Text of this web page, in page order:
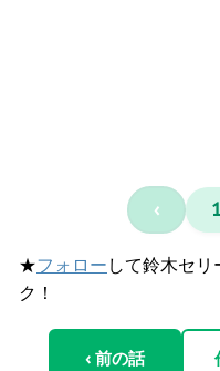
‹ 1
★フォロー して鈴木セ
ク！
‹ 前の話